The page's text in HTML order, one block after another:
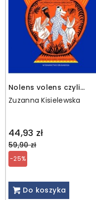
Nolens volens czyli
Chcąc nie chcąc. Prawie
100 sentencji łacińskich i
Zuzanna Kisielewska
44,93 zł
Regular
price
59,90 zł
-25%
Do koszyka